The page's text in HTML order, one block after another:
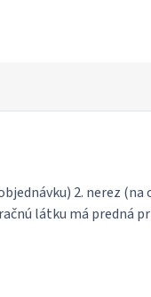
2. nerez (na
látku má predná